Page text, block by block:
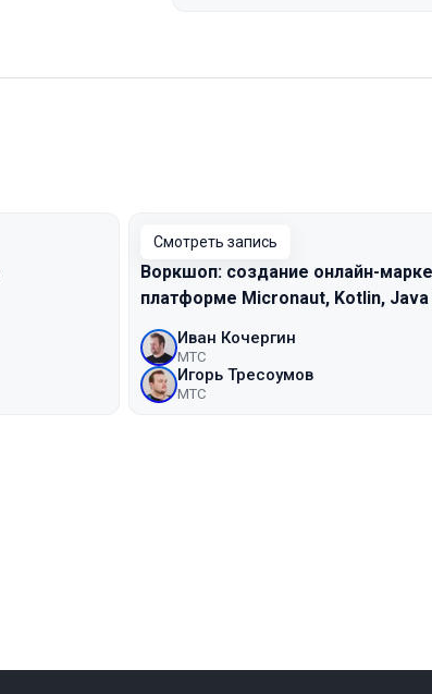
Смотреть запись
Воркшоп: создание онлайн-
платформе Micronaut, Kotlin, Java
Иван Кочергин
МТС
Игорь Тресоумов
МТС